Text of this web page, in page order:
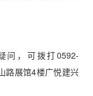
问，可拨打0592-
路展馆4楼广悦建兴